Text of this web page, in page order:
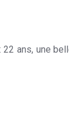
ans, une